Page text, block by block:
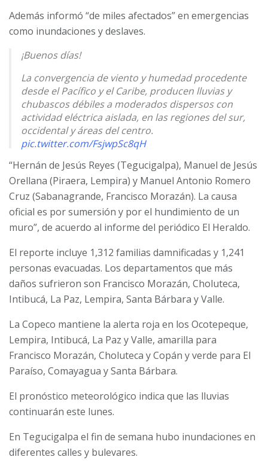
Además informó “de miles afectados” en emergencias
como inundaciones y deslaves.
¡Buenos días!
La convergencia de viento y humedad procedente
desde el Pacífico y el Caribe, producen lluvias y
chubascos débiles a moderados dispersos con
actividad eléctrica aislada, en las regiones del sur,
occidental y áreas del centro.
pic.twitter.com/FsjwpSc8qH
— Secretaría de Gestión de Riesgos y Contingencias
(@CopecoHonduras1)June 24, 2024
“Hernán de Jesús Reyes (Tegucigalpa), Manuel de Jesús
Orellana (Piraera, Lempira) y Manuel Antonio Romero
Cruz (Sabanagrande, Francisco Morazán). La causa
oficial es por sumersión y por el hundimiento de un
muro”, de acuerdo al informe del periódico El Heraldo.
El reporte incluye 1,312 familias damnificadas y 1,241
personas evacuadas. Los departamentos que más
daños sufrieron son Francisco Morazán, Choluteca,
Intibucá, La Paz, Lempira, Santa Bárbara y Valle.
La Copeco mantiene la alerta roja en los Ocotepeque,
Lempira, Intibucá, La Paz y Valle, amarilla para
Francisco Morazán, Choluteca y Copán y verde para El
Paraíso, Comayagua y Santa Bárbara.
El pronóstico meteorológico indica que las lluvias
continuarán este lunes.
En Tegucigalpa el fin de semana hubo inundaciones en
diferentes calles y bulevares.